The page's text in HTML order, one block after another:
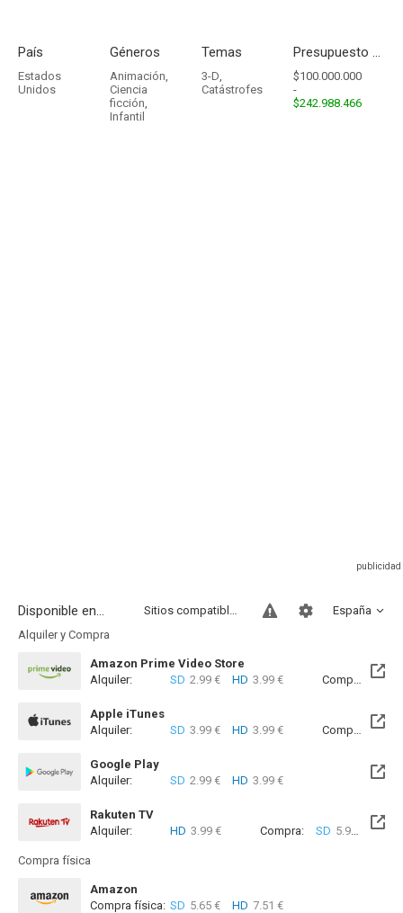
País
Estados
Unidos
Géneros
Animación,
Ciencia
ficción,
Infantil
Temas
3-D,
Catástrofes
Presupuesto - Ingresos
$100.000.000
-
$242.988.466
Disponible en... España
Sitios compatibles
Alquiler y Compra
Amazon Prime Video Store
Alquiler:
SD 2.99 € HD 3.99 € Compra: SD
Apple iTunes
Alquiler:
SD 3.99 € HD 3.99 € Compra: SD
Google Play
Alquiler:
SD 2.99 € HD 3.99 €
Rakuten TV
Alquiler:
HD 3.99 € Compra: SD 5.99 € HD
Compra física
Amazon
Compra física: SD 5.65 € HD 7.51 €